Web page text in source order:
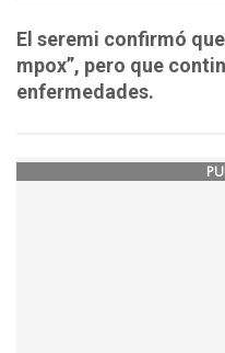
El seremi confirmó
mpox”, pero que
enfermedades.